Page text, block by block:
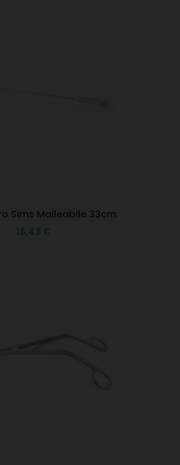
Sims Malleabile 33cm
16,43 €